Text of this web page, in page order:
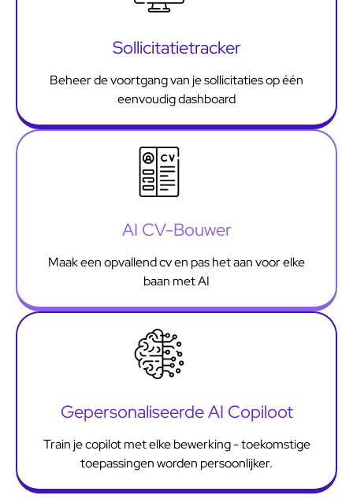
Sollicitatietracker
Beheer de voortgang van je sollicitaties op één
eenvoudig dashboard
AI CV-Bouwer
Maak een opvallend cv en pas het aan voor elke
baan met AI
Gepersonaliseerde AI Copiloot
Train je copilot met elke bewerking - toekomstige
toepassingen worden persoonlijker.